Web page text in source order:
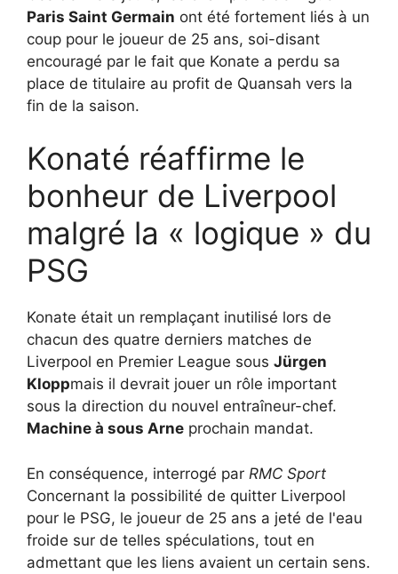
Paris Saint Germain ont été fortement liés à un
coup pour le joueur de 25 ans, soi-disant
encouragé par le fait que Konate a perdu sa
place de titulaire au profit de Quansah vers la
fin de la saison.
Konaté réaffirme le
bonheur de Liverpool
malgré la « logique » du
PSG
Konate était un remplaçant inutilisé lors de
chacun des quatre derniers matches de
Liverpool en Premier League sous Jürgen
Kloppmais il devrait jouer un rôle important
sous la direction du nouvel entraîneur-chef.
Machine à sous Arne prochain mandat.
En conséquence, interrogé par RMC Sport
Concernant la possibilité de quitter Liverpool
pour le PSG, le joueur de 25 ans a jeté de l'eau
froide sur de telles spéculations, tout en
admettant que les liens avaient un certain sens.